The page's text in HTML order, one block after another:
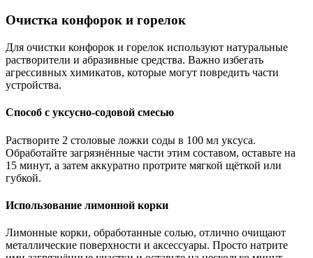
Очистка конфорок и горелок
Для очистки конфорок и горелок используют натуральные
растворители и абразивные средства. Важно избегать
агрессивных химикатов, которые могут повредить части
устройства.
Способ с уксусно-содовой смесью
Растворите 2 столовые ложки соды в 100 мл уксуса.
Обработайте загрязнённые части этим составом, оставьте на
15 минут, а затем аккуратно протрите мягкой щёткой или
губкой.
Использование лимонной корки
Лимонные корки, обработанные солью, отлично очищают
металлические поверхности и аксессуары. Просто натрите